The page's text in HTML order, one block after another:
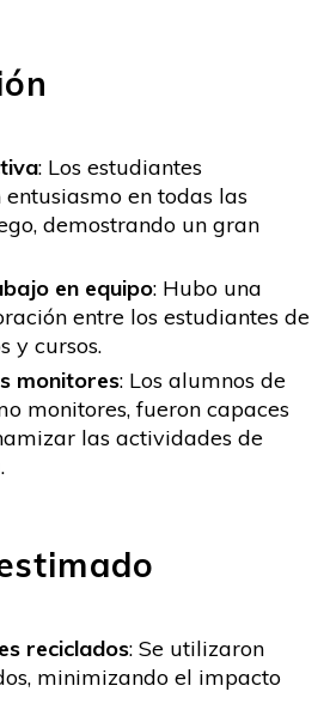
: Los estudiantes
en todas las
demostrando un gran
en equipo: Hubo una
entre los estudiantes de
y cursos.
monitores: Los alumnos de
monitores, fueron capaces
las actividades de
reciclados: Se utilizaron
minimizando el impacto